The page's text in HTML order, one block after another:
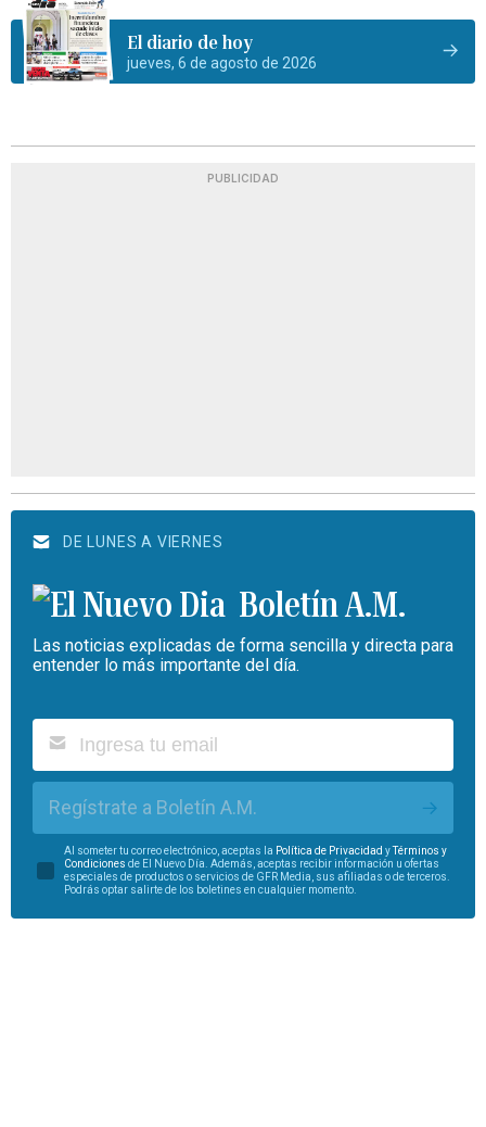
El diario de hoy
jueves, 6 de agosto de 2026
PUBLICIDAD
DE LUNES A VIERNES
Boletín A.M.
Las noticias explicadas de forma sencilla y directa para
entender lo más importante del día.
Regístrate a Boletín A.M.
Al someter tu correo electrónico, aceptas la Política de Privacidad yTérminos y
Condiciones de El Nuevo Día. Además, aceptas recibir información u ofertas
especiales de productos o servicios de GFR Media, sus afiliadas o de terceros.
Podrás optar salirte de los boletines en cualquier momento.